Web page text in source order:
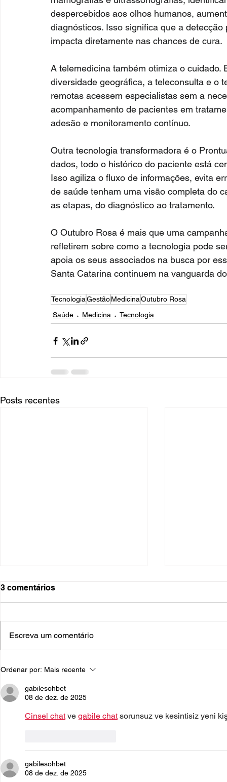
despercebidos aos olhos humanos,
diagnósticos. Isso significa que a
impacta diretamente nas chances de cura.
A telemedicina também otimiza o
diversidade geográfica, a teleconsulta e o
remotas acessem especialistas sem a
acompanhamento de pacientes em
adesão e monitoramento contínuo.
Outra tecnologia transformadora é o
dados, todo o histórico do paciente está
Isso agiliza o fluxo de informações, evita
de saúde tenham uma visão completa do
as etapas, do diagnóstico ao tratamento.
O Outubro Rosa é mais que uma
refletirem sobre como a tecnologia pode
apoia os seus associados na busca por
Santa Catarina continuem na vanguarda
TecnologiaGestãoMedicinaOutubro Rosa
Saúde
Medicina Tecnologia
Posts recentes
Logística Hospitalar: A
Tecnologia Como Aliada
para Otimizar o Estoque e
Salvar Vidas
3 comentários
Escreva um comentário
Ordenar por: Mais recente
gabilesohbet
08 de dez. de 2025
Cinsel chat ve gabile chat sorunsuz ve kesintisiz yeni
gabilesohbet
08 de dez. de 2025